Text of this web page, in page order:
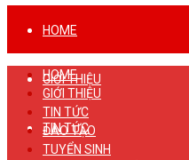
HOME
GIỚI THIỆU
TIN TỨC
HOME
GIỚI THIỆU
TIN TỨC
ĐÀO TẠO
TUYỂN SINH